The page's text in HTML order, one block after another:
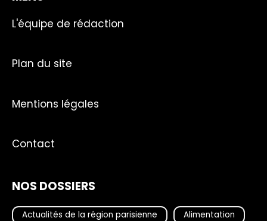
L'équipe de rédaction
Plan du site
Mentions légales
Contact
NOS DOSSIERS
Actualités de la région parisienne
Alimentation